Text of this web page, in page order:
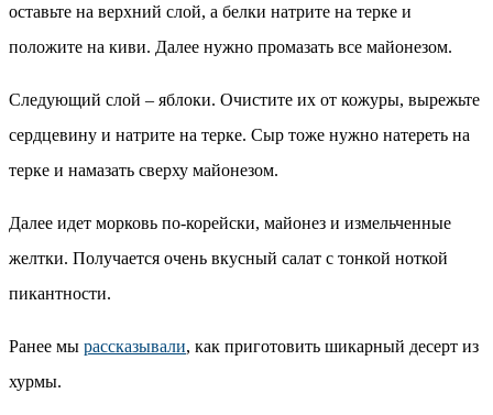
оставьте на верхний слой, а белки натрите на терке и
положите на киви. Далее нужно промазать все майонезом.
Следующий слой – яблоки. Очистите их от кожуры, вырежьте
сердцевину и натрите на терке. Сыр тоже нужно натереть на
терке и намазать сверху майонезом.
Далее идет морковь по-корейски, майонез и измельченные
желтки. Получается очень вкусный салат с тонкой ноткой
пикантности.
Ранее мы рассказывали, как приготовить шикарный десерт из
хурмы.